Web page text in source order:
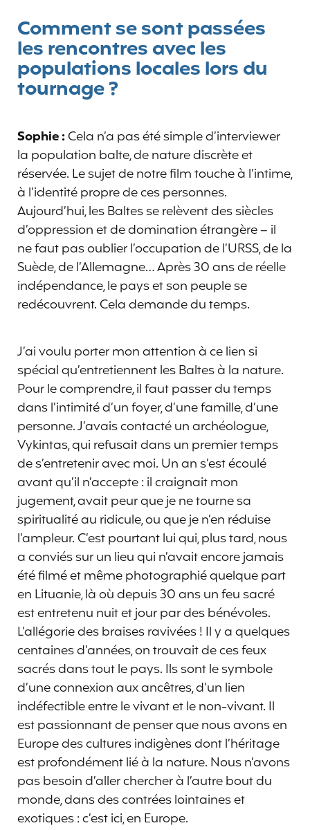
Comment se sont passées
les rencontres avec les
populations locales lors du
tournage ?
Sophie :Cela n’a pas été simple d’interviewer
la population balte, de nature discrète et
réservée. Le sujet de notre film touche à l’intime,
à l’identité propre de ces personnes.
Aujourd’hui, les Baltes se relèvent des siècles
d’oppression et de domination étrangère – il
ne faut pas oublier l’occupation de l’URSS, de la
Suède, de l’Allemagne… Après 30 ans de réelle
indépendance, le pays et son peuple se
redécouvrent. Cela demande du temps.
J’ai voulu porter mon attention à ce lien si
spécial qu’entretiennent les Baltes à la nature.
Pour le comprendre, il faut passer du temps
dans l’intimité d’un foyer, d’une famille, d’une
personne. J’avais contacté un archéologue,
Vykintas, qui refusait dans un premier temps
de s’entretenir avec moi. Un an s’est écoulé
avant qu’il n’accepte : il craignait mon
jugement, avait peur que je ne tourne sa
spiritualité au ridicule, ou que je n’en réduise
l’ampleur. C’est pourtant lui qui, plus tard, nous
a conviés sur un lieu qui n’avait encore jamais
été filmé et même photographié quelque part
en Lituanie, là où depuis 30 ans un feu sacré
est entretenu nuit et jour par des bénévoles.
L’allégorie des braises ravivées ! Il y a quelques
centaines d’années, on trouvait de ces feux
sacrés dans tout le pays. Ils sont le symbole
d’une connexion aux ancêtres, d’un lien
indéfectible entre le vivant et le non-vivant. Il
est passionnant de penser que nous avons en
Europe des cultures indigènes dont l’héritage
est profondément lié à la nature. Nous n’avons
pas besoin d’aller chercher à l’autre bout du
monde, dans des contrées lointaines et
exotiques : c’est ici, en Europe.